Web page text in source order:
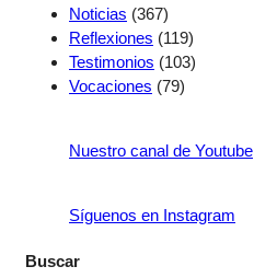
Noticias (367)
Reflexiones (119)
Testimonios (103)
Vocaciones (79)
Nuestro canal de Youtube
Síguenos en Instagram
Buscar